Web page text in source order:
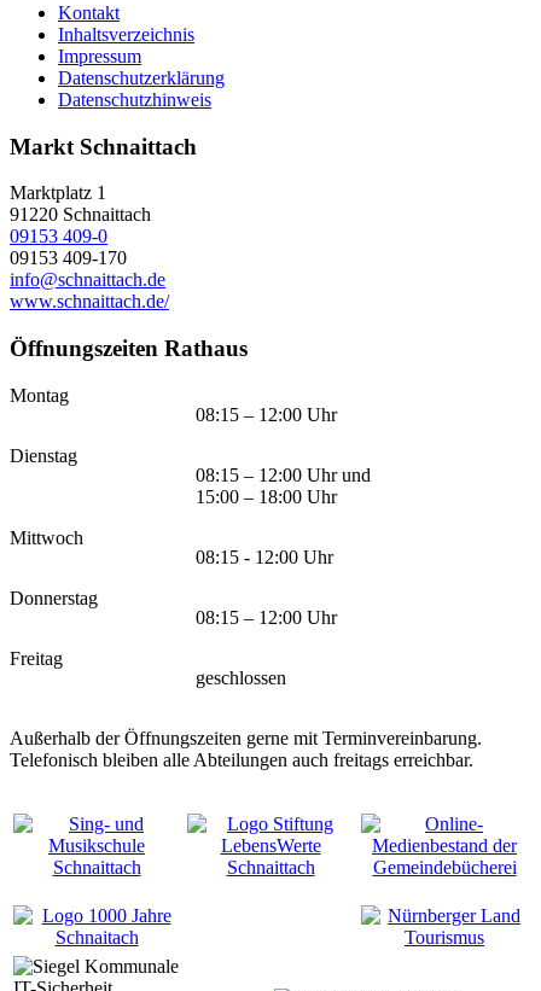
Kontakt
Inhaltsverzeichnis
Impressum
Datenschutzerklärung
Datenschutzhinweis
Markt Schnaittach
Marktplatz 1
91220 Schnaittach
09153 409-0
09153 409-170
info@schnaittach.de
www.schnaittach.de/
Öffnungszeiten Rathaus
Montag
08:15 – 12:00 Uhr
Dienstag
08:15 – 12:00 Uhr und
15:00 – 18:00 Uhr
Mittwoch
08:15 - 12:00 Uhr
Donnerstag
08:15 – 12:00 Uhr
Freitag
geschlossen
Außerhalb der Öffnungszeiten gerne mit Terminvereinbarung.
Telefonisch bleiben alle Abteilungen auch freitags erreichbar.